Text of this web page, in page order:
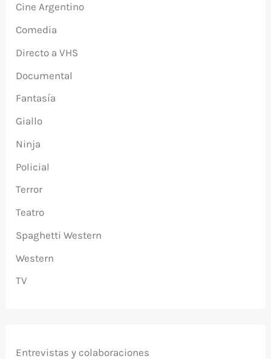
Cine Argentino
Comedia
Directo a VHS
Documental
Fantasía
Giallo
Ninja
Policial
Terror
Teatro
Spaghetti Western
Western
TV
Entrevistas y colaboraciones